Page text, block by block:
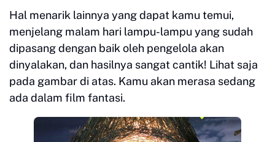
Hal menarik lainnya yang dapat kamu temui,
menjelang malam hari lampu-lampu yang sudah
dipasang dengan baik oleh pengelola akan
dinyalakan, dan hasilnya sangat cantik! Lihat saja
pada gambar di atas. Kamu akan merasa sedang
ada dalam film fantasi.